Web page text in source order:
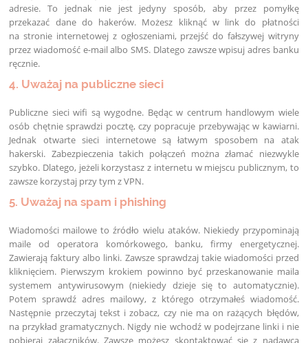
adresie. To jednak nie jest jedyny sposób, aby przez pomyłkę
przekazać dane do hakerów. Możesz kliknąć w link do płatności
na stronie internetowej z ogłoszeniami, przejść do fałszywej witryny
przez wiadomość e-mail albo SMS. Dlatego zawsze wpisuj adres banku
ręcznie.
4. Uważaj na publiczne sieci
Publiczne sieci wifi są wygodne. Będąc w centrum handlowym wiele
osób chętnie sprawdzi pocztę, czy popracuje przebywając w kawiarni.
Jednak otwarte sieci internetowe są łatwym sposobem na atak
hakerski. Zabezpieczenia takich połączeń można złamać niezwykle
szybko. Dlatego, jeżeli korzystasz z internetu w miejscu publicznym, to
zawsze korzystaj przy tym z VPN.
5. Uważaj na spam i phishing
Wiadomości mailowe to źródło wielu ataków. Niekiedy przypominają
maile od operatora komórkowego, banku, firmy energetycznej.
Zawierają faktury albo linki. Zawsze sprawdzaj takie wiadomości przed
kliknięciem. Pierwszym krokiem powinno być przeskanowanie maila
systemem antywirusowym (niekiedy dzieje się to automatycznie).
Potem sprawdź adres mailowy, z którego otrzymałeś wiadomość.
Następnie przeczytaj tekst i zobacz, czy nie ma on rażących błędów,
na przykład gramatycznych. Nigdy nie wchodź w podejrzane linki i nie
pobieraj załączników. Zawsze możesz skontaktować się z nadawcą